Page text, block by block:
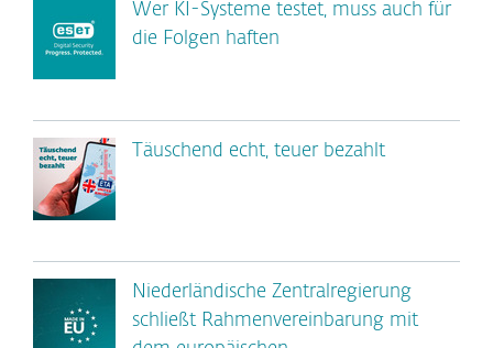
Wer KI-Systeme testet, muss auch für
die Folgen haften
Täuschend echt, teuer bezahlt
Niederländische Zentralregierung
schließt Rahmenvereinbarung mit